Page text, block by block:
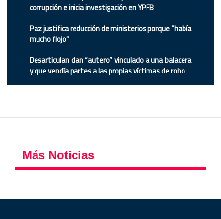
corrupción e inicia investigación en YPFB
Paz justifica reducción de ministerios porque “había
mucho flojo”
Desarticulan clan “autero” vinculado a una balacera
y que vendía partes a las propias víctimas de robo
Más Noticias